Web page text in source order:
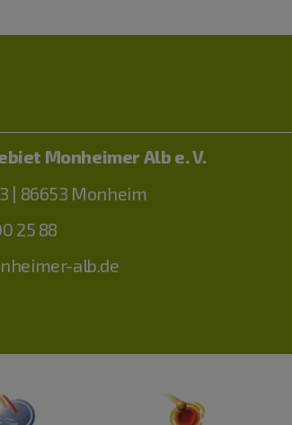
Monheimer Alb e. V.
| 86653 Monheim
25 88
alb.de